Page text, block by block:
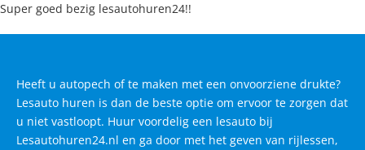
Super goed bezig lesautohuren24!!
Heeft u autopech of te maken met een onvoorziene drukte?
Lesauto huren is dan de beste optie om ervoor te zorgen dat
u niet vastloopt. Huur voordelig een lesauto bij
Lesautohuren24.nl en ga door met het geven van rijlessen,